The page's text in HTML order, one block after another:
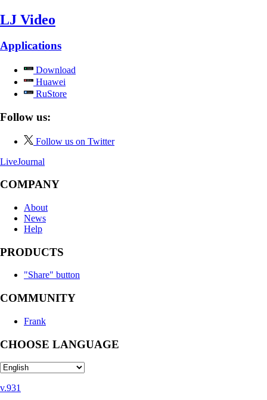
LJ Video
Applications
Download
Huawei
RuStore
Follow us:
Follow us on Twitter
LiveJournal
COMPANY
About
News
Help
PRODUCTS
"Share" button
COMMUNITY
Frank
CHOOSE LANGUAGE
v.931